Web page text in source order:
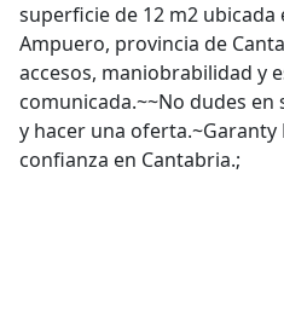
superficie de 12 m2 ubicada
Ampuero, provincia de
accesos, maniobrabilidad y
comunicada.~~No dudes
y hacer una
confianza en Cantabria.;